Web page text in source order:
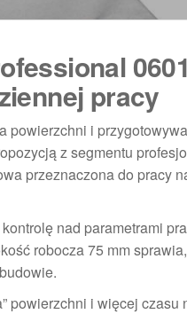
pracy
i
z segmentu
przeznaczona do pracy
nad parametrami
robocza 75 mm
powierzchni i więcej